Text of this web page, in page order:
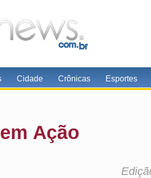
Cidade Crônicas Esportes
Ação